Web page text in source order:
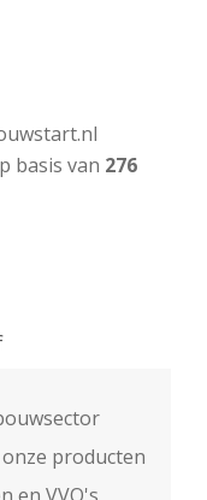
basis van 276
producten